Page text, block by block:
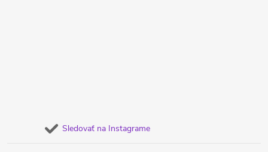
Sledovať na Instagrame